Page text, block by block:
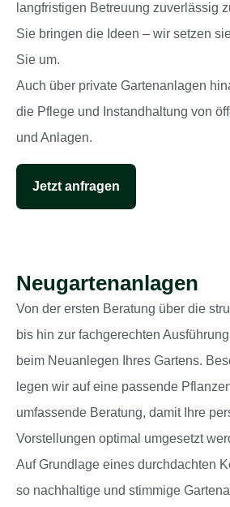
langfristigen Betreuung zuverlässig
Sie bringen die Ideen – wir setzen
Sie um.
Auch über private Gartenanlagen
die Pflege und Instandhaltung von
und Anlagen.
Jetzt anfragen
Neugartenanlagen
Von der ersten Beratung über die
bis hin zur fachgerechten
beim Neuanlegen Ihres Gartens.
legen wir auf eine passende
umfassende Beratung, damit Ihre
Vorstellungen optimal umgesetzt
Auf Grundlage eines durchdachten
so nachhaltige und stimmige